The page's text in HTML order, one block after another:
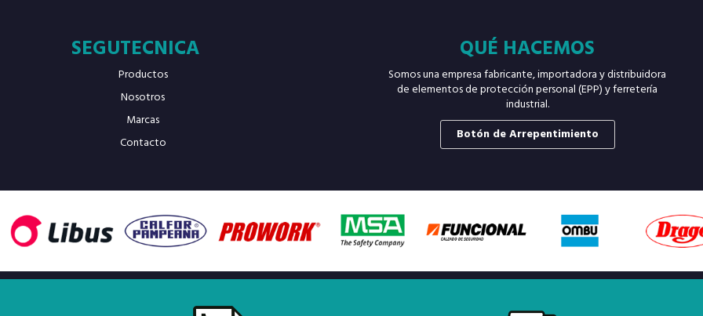
SEGUTECNICA
Productos
Nosotros
Marcas
Contacto
QUÉ HACEMOS
Somos una empresa fabricante, importadora y distribuidora
de elementos de protección personal (EPP) y ferretería
industrial.
Botón de Arrepentimiento